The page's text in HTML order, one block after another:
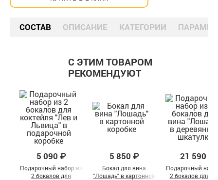
СОСТАВ ОПИСАНИЕ КАТЕГОРИИ
С ЭТИМ ТОВАРОМ
РЕКОМЕНДУЮТ
5 090 ₽
Подарочный набор из
2 бокалов для
5 850 ₽
Бокал для вина
"Лошадь" в картонной
21 590 ₽
Подарочный
2 бокалов для